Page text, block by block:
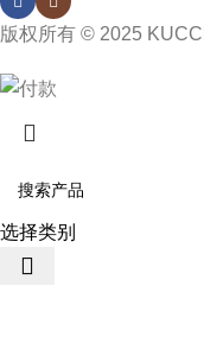
版权所有 © 2025
选择类别